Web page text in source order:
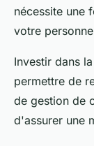
nécessite une
votre
Investir dans
permettre de
de gestion de
d'assurer une